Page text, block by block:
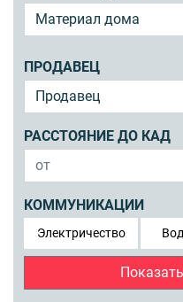
ПРОДАВЕЦ
РАССТОЯНИЕ ДО КАД
КОММУНИКАЦИИ
Электричество